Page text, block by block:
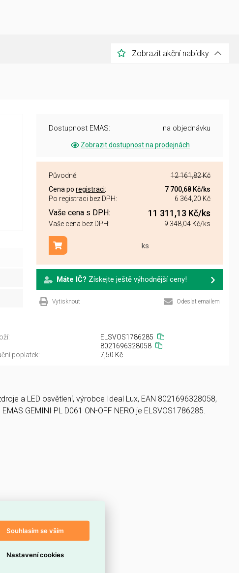
Zobrazit akční nabídky
Dostupnost EMAS: na objednávku
Zobrazit dostupnost na prodejnách
Původně:
12 161,82 Kč
Cena po registraci: 7 700,68 Kč/ks
Po registraci bez DPH:
6 364,20 Kč
Vaše cena s DPH: 11 311,13 Kč/ks
Vaše cena bez DPH: 9 348,04 Kč/ks
ks
Přidat do košíku
Máte IČ? Získejte ještě výhodnější ceny!
Vytisknout Odeslat emailem
ELSVOS1786285
8021696328058
poplatek: 7,50 Kč
a LED osvětlení, výrobce Ideal Lux, EAN 8021696328058,
GEMINI PL D061 ON-OFF NERO je ELSVOS1786285.
Souhlasím se vším
Nastavení cookies